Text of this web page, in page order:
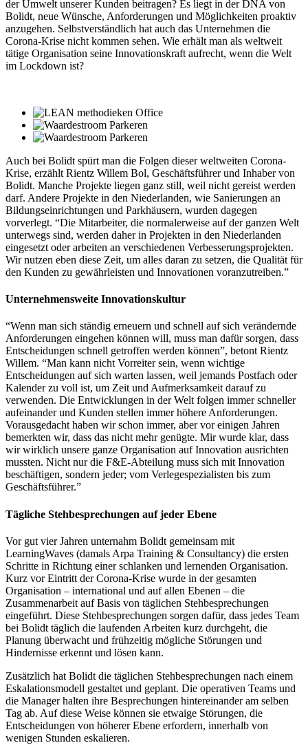
der Umwelt unserer Kunden beitragen? Es liegt in der DNA von
Bolidt, neue Wünsche, Anforderungen und Möglichkeiten proaktiv
anzugehen. Selbstverständlich hat auch das Unternehmen die
Corona-Krise nicht kommen sehen. Wie erhält man als weltweit
tätige Organisation seine Innovationskraft aufrecht, wenn die Welt
im Lockdown ist?
Auch bei Bolidt spürt man die Folgen dieser weltweiten Corona-
Krise, erzählt Rientz Willem Bol, Geschäftsführer und Inhaber von
Bolidt. Manche Projekte liegen ganz still, weil nicht gereist werden
darf. Andere Projekte in den Niederlanden, wie Sanierungen an
Bildungseinrichtungen und Parkhäusern, wurden dagegen
vorverlegt. “Die Mitarbeiter, die normalerweise auf der ganzen Welt
unterwegs sind, werden daher in Projekten in den Niederlanden
eingesetzt oder arbeiten an verschiedenen Verbesserungsprojekten.
Wir nutzen eben diese Zeit, um alles daran zu setzen, die Qualität für
den Kunden zu gewährleisten und Innovationen voranzutreiben.”
Unternehmensweite Innovationskultur
“Wenn man sich ständig erneuern und schnell auf sich verändernde
Anforderungen eingehen können will, muss man dafür sorgen, dass
Entscheidungen schnell getroffen werden können”, betont Rientz
Willem. “Man kann nicht Vorreiter sein, wenn wichtige
Entscheidungen auf sich warten lassen, weil jemands Postfach oder
Kalender zu voll ist, um Zeit und Aufmerksamkeit darauf zu
verwenden. Die Entwicklungen in der Welt folgen immer schneller
aufeinander und Kunden stellen immer höhere Anforderungen.
Vorausgedacht haben wir schon immer, aber vor einigen Jahren
bemerkten wir, dass das nicht mehr genügte. Mir wurde klar, dass
wir wirklich unsere ganze Organisation auf Innovation ausrichten
mussten. Nicht nur die F&E-Abteilung muss sich mit Innovation
beschäftigen, sondern jeder; vom Verlegespezialisten bis zum
Geschäftsführer.”
Tägliche Stehbesprechungen auf jeder Ebene
Vor gut vier Jahren unternahm Bolidt gemeinsam mit
LearningWaves (damals Arpa Training & Consultancy) die ersten
Schritte in Richtung einer schlanken und lernenden Organisation.
Kurz vor Eintritt der Corona-Krise wurde in der gesamten
Organisation – international und auf allen Ebenen – die
Zusammenarbeit auf Basis von täglichen Stehbesprechungen
eingeführt. Diese Stehbesprechungen sorgen dafür, dass jedes Team
bei Bolidt täglich die laufenden Arbeiten kurz durchgeht, die
Planung überwacht und frühzeitig mögliche Störungen und
Hindernisse erkennt und lösen kann.
Zusätzlich hat Bolidt die täglichen Stehbesprechungen nach einem
Eskalationsmodell gestaltet und geplant. Die operativen Teams und
die Manager halten ihre Besprechungen hintereinander am selben
Tag ab. Auf diese Weise können sie etwaige Störungen, die
Entscheidungen von höherer Ebene erfordern, innerhalb von
wenigen Stunden eskalieren.